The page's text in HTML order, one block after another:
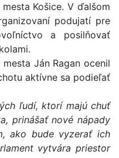
Košice. V ďalšom
podujatí pre
a posilňovať
Ján Ragan ocenil
aktívne sa podieľať
ľudí, ktorí majú chuť
prinášať nové nápady
ako bude vyzerať ich
vytvára priestor